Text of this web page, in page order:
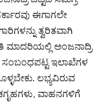
ಈಗಾಗಲೇ
ತ್ವರಿತವಾಗಿ
ಮಾದರಿಯಲ್ಲಿ ಅಂಜನಾದ್ರಿ
ಸಂಬಂಧಪಟ್ಟ ಇಲಾಖೆಗಳ
ಲಭ್ಯವಿರುವ
ವಾಹನಗಳಿಗೆ